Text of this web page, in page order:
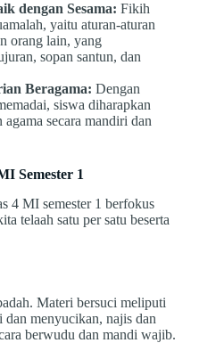
dengan Sesama: Fikih
yaitu aturan-aturan
orang lain, yang
sopan santun, dan
Beragama: Dengan
siswa diharapkan
secara mandiri dan
Semester 1
4 MI semester 1 berfokus
telaah satu per satu beserta
Materi bersuci meliputi
dan menyucikan, najis dan
berwudu dan mandi wajib.